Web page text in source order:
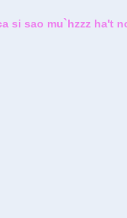
si sao mu`hzzz ha't